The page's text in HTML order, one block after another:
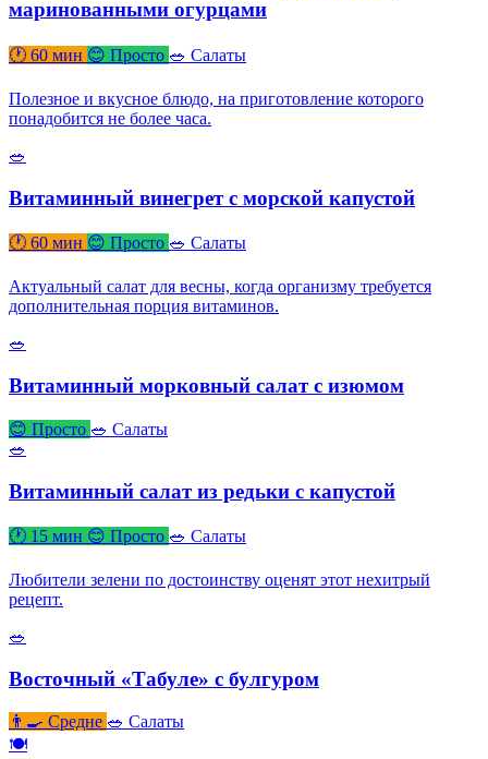
маринованными огурцами
🕐 60 мин 😊 Просто 🥗 Салаты
Полезное и вкусное блюдо, на приготовление которого
понадобится не более часа.
🥗
Витаминный винегрет с морской капустой
🕐 60 мин 😊 Просто 🥗 Салаты
Актуальный салат для весны, когда организму требуется
дополнительная порция витаминов.
🥗
Витаминный морковный салат с изюмом
😊 Просто 🥗 Салаты
🥗
Витаминный салат из редьки с капустой
🕐 15 мин 😊 Просто 🥗 Салаты
Любители зелени по достоинству оценят этот нехитрый
рецепт.
🥗
Восточный «Табуле» с булгуром
👨‍🍳 Средне 🥗 Салаты
🍽